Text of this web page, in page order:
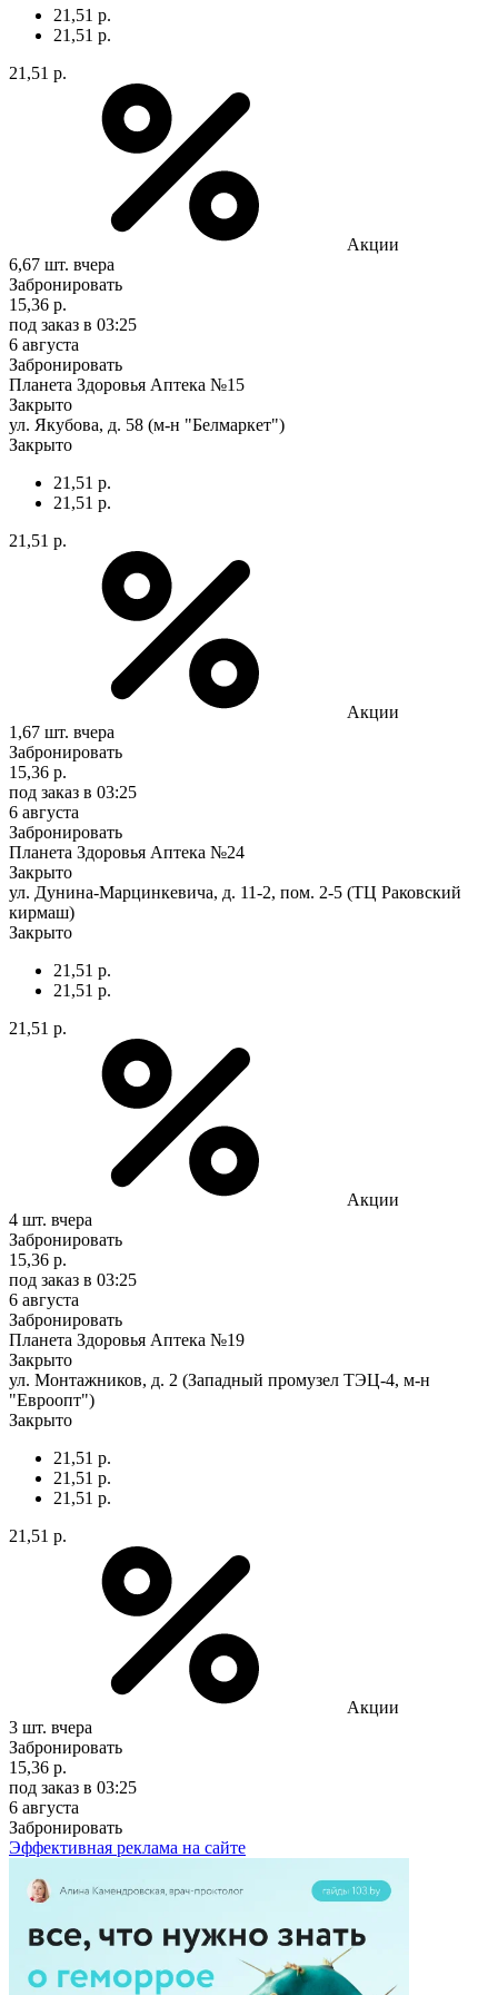
21,51 р.
21,51 р.
21,51 р.
Акции
6,67 шт. вчера
Забронировать
15,36 р.
под заказ в 03:25
6 августа
Забронировать
Планета Здоровья Аптека №15
Закрыто
ул. Якубова, д. 58 (м-н "Белмаркет")
Закрыто
21,51 р.
21,51 р.
21,51 р.
Акции
1,67 шт. вчера
Забронировать
15,36 р.
под заказ в 03:25
6 августа
Забронировать
Планета Здоровья Аптека №24
Закрыто
ул. Дунина-Марцинкевича, д. 11-2, пом. 2-5 (ТЦ Раковский
кирмаш)
Закрыто
21,51 р.
21,51 р.
21,51 р.
Акции
4 шт. вчера
Забронировать
15,36 р.
под заказ в 03:25
6 августа
Забронировать
Планета Здоровья Аптека №19
Закрыто
ул. Монтажников, д. 2 (Западный промузел ТЭЦ-4, м-н
"Евроопт")
Закрыто
21,51 р.
21,51 р.
21,51 р.
21,51 р.
Акции
3 шт. вчера
Забронировать
15,36 р.
под заказ в 03:25
6 августа
Забронировать
Эффективная реклама на сайте